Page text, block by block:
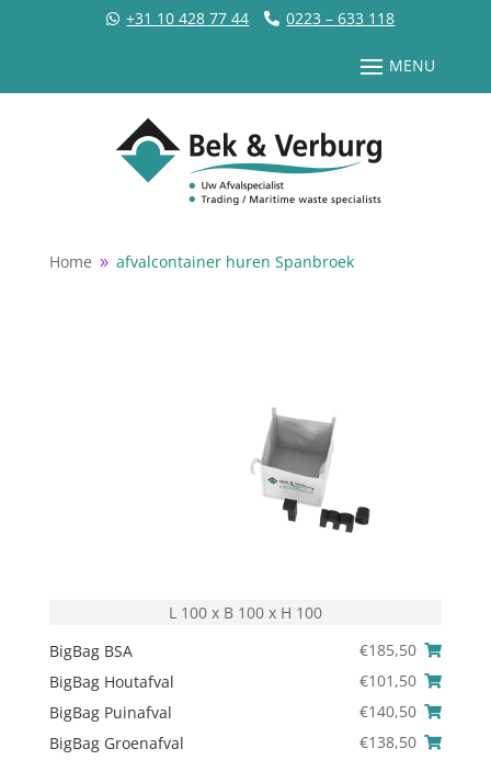
+31 10 428 77 44 0223 – 633 118
Home 9 afvalcontainer huren Spanbroek
L 100 x B 100 x H 100
BigBag BSA
€185,50
BigBag Houtafval
€101,50
BigBag Puinafval
€140,50
BigBag Groenafval
€138,50